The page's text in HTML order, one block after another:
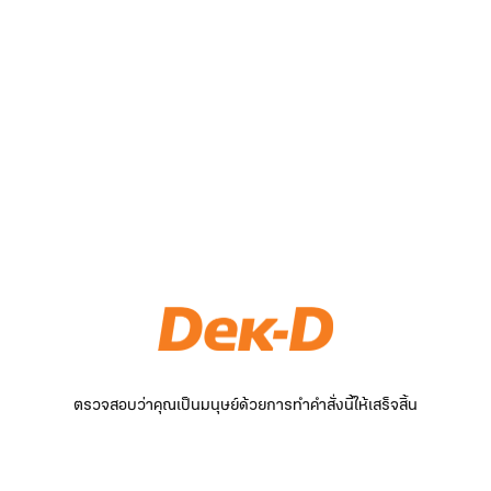
ตรวจสอบว่าคุณเป็นมนุษย์ด้วยการทำคำสั่งนี้ให้เสร็จสิ้น